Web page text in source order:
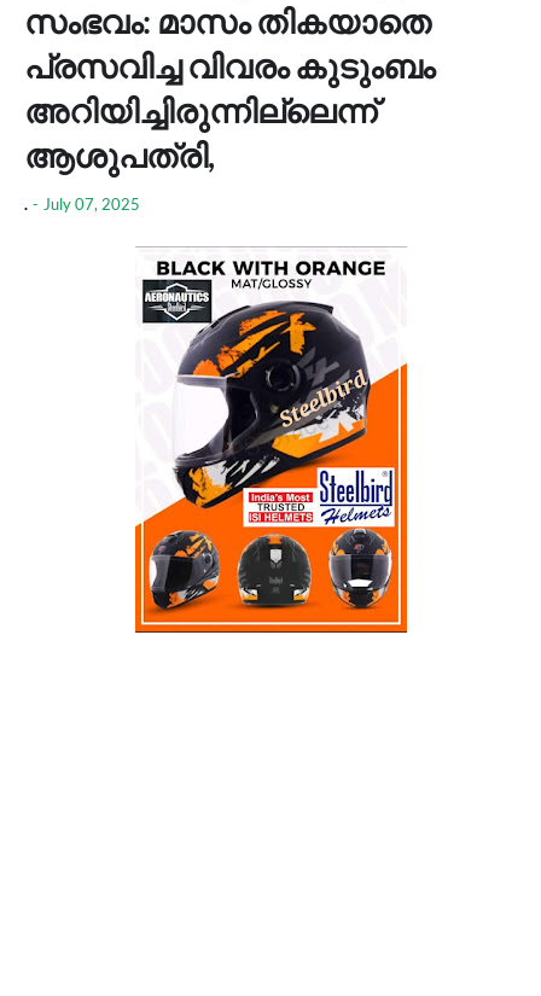
സംഭവം: മാസം തികയാതെ
പ്രസവിച്ച വിവരം കുടുംബം
അറിയിച്ചിരുന്നില്ലെന്ന്
ആശുപത്രി,
. - July 07, 2025